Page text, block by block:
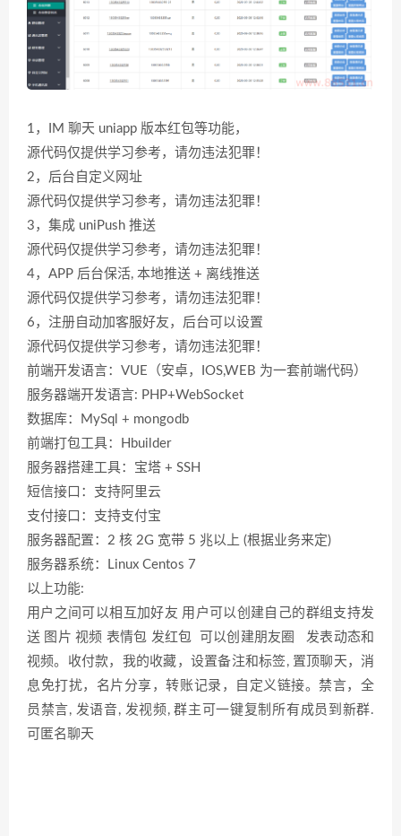
1，IM 聊天 uniapp 版本红包等功能，
源代码仅提供学习参考，请勿违法犯罪！
2，后台自定义网址
源代码仅提供学习参考，请勿违法犯罪！
3，集成 uniPush 推送
源代码仅提供学习参考，请勿违法犯罪！
4，APP 后台保活, 本地推送 + 离线推送
源代码仅提供学习参考，请勿违法犯罪！
6，注册自动加客服好友，后台可以设置
源代码仅提供学习参考，请勿违法犯罪！
前端开发语言：VUE（安卓，IOS,WEB 为一套前端代码）
服务器端开发语言: PHP+WebSocket
数据库：MySql + mongodb
前端打包工具：Hbuilder
服务器搭建工具：宝塔 + SSH
短信接口：支持阿里云
支付接口：支持支付宝
服务器配置：2 核 2G 宽带 5 兆以上 (根据业务来定)
服务器系统：Linux Centos 7
以上功能:
用户之间可以相互加好友 用户可以创建自己的群组支持发
送 图片 视频 表情包 发红包 可以创建朋友圈 发表动态和
视频。收付款，我的收藏，设置备注和标签, 置顶聊天，消
息免打扰，名片分享，转账记录，自定义链接。禁言，全
员禁言, 发语音, 发视频, 群主可一键复制所有成员到新群.
可匿名聊天